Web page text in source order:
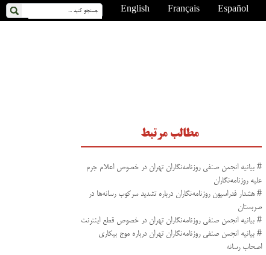
English Français Español
مطالب مرتبط
# بیانیه انجمن صنفی روزنامه‌نگاران تهران در خصوص اعلام جرم
علیه روزنامه‌نگاران
# هشدار فدراسیون روزنامه‌نگاران درباره تشدید سرکوب رسانه‌ها در
صربستان
# بیانیه انجمن صنفی روزنامه‌نگاران تهران در خصوص قطع اینترنت
# بیانیه انجمن صنفی روزنامه‌نگاران تهران درباره موج بیکاری
اصحاب رسانه